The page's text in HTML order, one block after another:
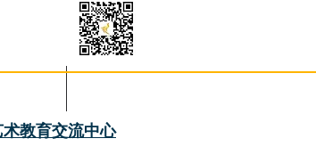
教育交流中心